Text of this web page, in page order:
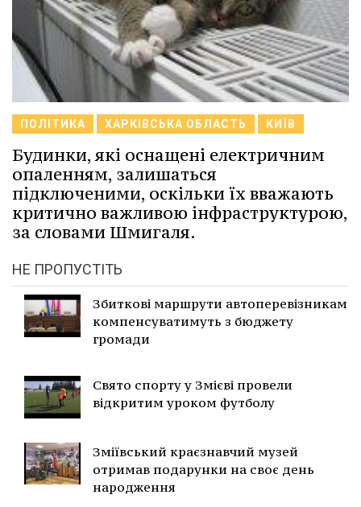
ПОЛІТИКА ХАРКІВСЬКА ОБЛАСТЬ КИЇВ
Будинки, які оснащені електричним
опаленням, залишаться
підключеними, оскільки їх вважають
критично важливою інфраструктурою,
за словами Шмигаля.
НЕ ПРОПУСТІТЬ
Збиткові маршрути автоперевізникам
компенсуватимуть з бюджету
громади
Свято спорту у Змієві провели
відкритим уроком футболу
Зміївський краєзнавчий музей
отримав подарунки на своє день
народження